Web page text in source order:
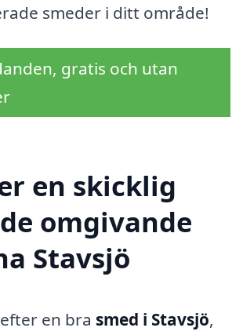
smeder i ditt område!
gratis och utan
en skicklig
omgivande
Stavsjö
en bra smed i Stavsjö,